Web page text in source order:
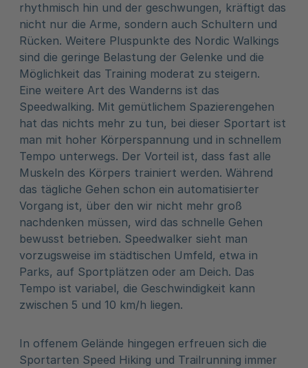
rhythmisch hin und der geschwungen, kräftigt das
nicht nur die Arme, sondern auch Schultern und
Rücken. Weitere Pluspunkte des Nordic Walkings
sind die geringe Belastung der Gelenke und die
Möglichkeit das Training moderat zu steigern.
Eine weitere Art des Wanderns ist das
Speedwalking. Mit gemütlichem Spazierengehen
hat das nichts mehr zu tun, bei dieser Sportart ist
man mit hoher Körperspannung und in schnellem
Tempo unterwegs. Der Vorteil ist, dass fast alle
Muskeln des Körpers trainiert werden. Während
das tägliche Gehen schon ein automatisierter
Vorgang ist, über den wir nicht mehr groß
nachdenken müssen, wird das schnelle Gehen
bewusst betrieben. Speedwalker sieht man
vorzugsweise im städtischen Umfeld, etwa in
Parks, auf Sportplätzen oder am Deich. Das
Tempo ist variabel, die Geschwindigkeit kann
zwischen 5 und 10 km/h liegen.
In offenem Gelände hingegen erfreuen sich die
Sportarten Speed Hiking und Trailrunning immer